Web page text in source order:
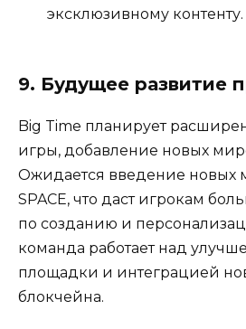
эксклюзивному контенту.
9. Будущее развитие
Big Time планирует
игры, добавление новых
Ожидается введение новых
SPACE, что даст игрокам
по созданию и
команда работает над
площадки и интеграцией
блокчейна.